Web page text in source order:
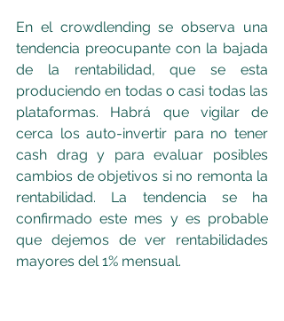
En el crowdlending se observa una
tendencia preocupante con la bajada
de la rentabilidad, que se esta
produciendo en todas o casi todas las
plataformas. Habrá que vigilar de
cerca los auto-invertir para no tener
cash drag y para evaluar posibles
cambios de objetivos si no remonta la
rentabilidad. La tendencia se ha
confirmado este mes y es probable
que dejemos de ver rentabilidades
mayores del 1% mensual.